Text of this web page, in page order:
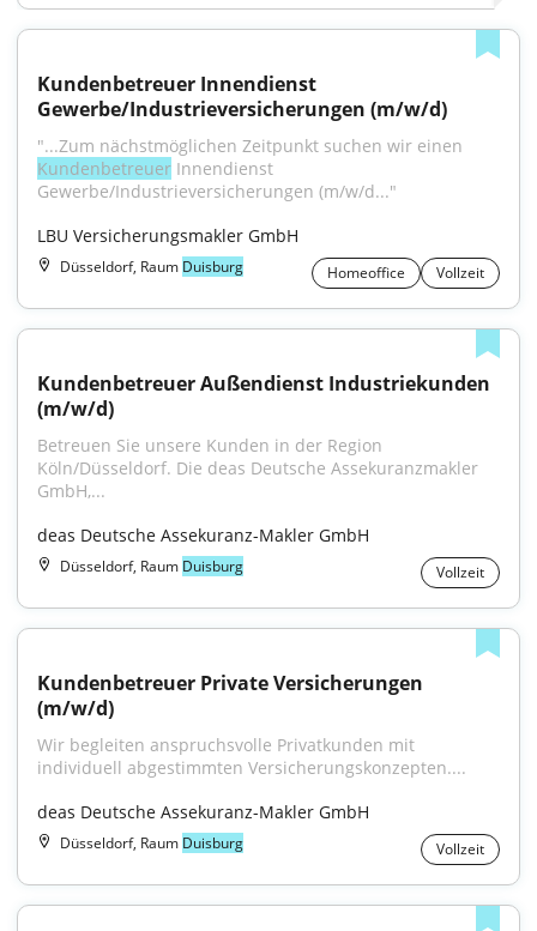
Kundenbetreuer Innendienst
Gewerbe/Industrieversicherungen (m/w/d)
Kundenbetreuer Innendienst
Gewerbe/Industrieversicherungen (m/w/d..."
LBU Versicherungsmakler GmbH
Düsseldorf, Raum Duisburg Homeoffice Vollzeit
Kundenbetreuer Außendienst Industriekunden
(m/w/d)
Betreuen Sie unsere Kunden in der Region
Köln/Düsseldorf. Die deas Deutsche Assekuranzmakler
GmbH,...
deas Deutsche Assekuranz-Makler GmbH
Düsseldorf, Raum Duisburg Vollzeit
Kundenbetreuer Private Versicherungen
(m/w/d)
Wir begleiten anspruchsvolle Privatkunden mit
individuell abgestimmten Versicherungskonzepten....
deas Deutsche Assekuranz-Makler GmbH
Düsseldorf, Raum Duisburg Vollzeit